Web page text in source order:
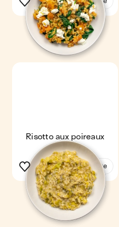
Risotto aux poireaux
Voir la recette